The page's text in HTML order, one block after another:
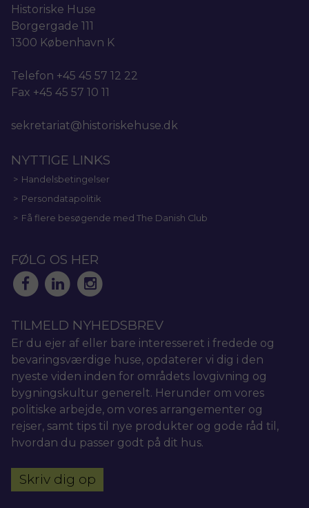
Historiske Huse
Borgergade 111
1300 København K
Telefon +45 45 57 12 22
Fax +45 45 57 10 11
sekretariat@historiskehuse.dk
NYTTIGE LINKS
Handelsbetingelser
Persondatapolitik
Få flere besøgende med The Danish Club
FØLG OS HER
TILMELD NYHEDSBREV
Er du ejer af eller bare interesseret i fredede og
bevaringsværdige huse, opdaterer vi dig i den
nyeste viden inden for områdets lovgivning og
bygningskultur generelt. Herunder om vores
politiske arbejde, om vores arrangementer og
rejser, samt tips til nye produkter og gode råd til,
hvordan du passer godt på dit hus.
Skriv dig op